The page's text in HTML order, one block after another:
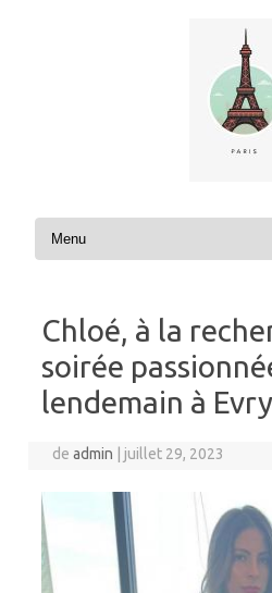
Aller au contenu
Chloé, à la
soirée
lendemain à Evry
deadmin juillet 29, 2023